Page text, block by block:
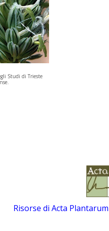
Studi di Trieste
Risorse di Acta